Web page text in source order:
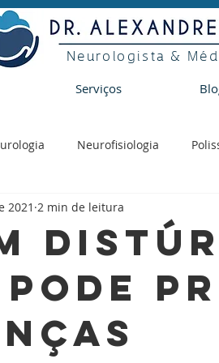
Neurologista &
Serviços
Neurofisiologia
2021 2 min de leitura